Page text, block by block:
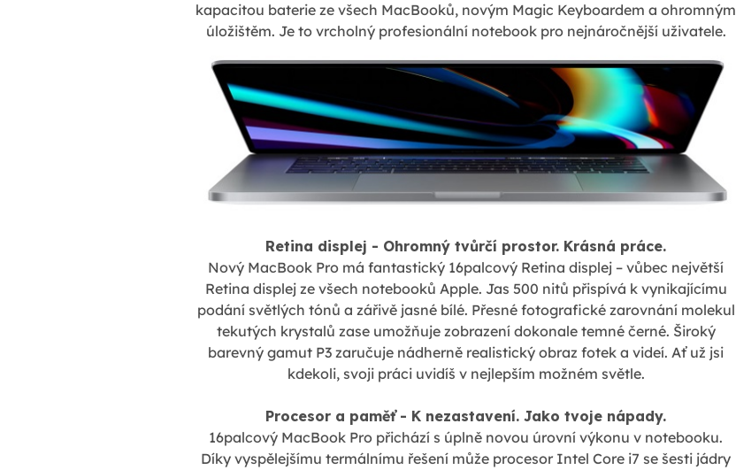
kapacitou baterie ze všech MacBooků, novým Magic Keyboardem a ohromným
úložištěm. Je to vrcholný profesionální notebook pro nejnáročnější uživatele.
Retina displej - Ohromný tvůrčí prostor. Krásná práce.
Nový MacBook Pro má fantastický 16palcový Retina displej – vůbec největší
Retina displej ze všech notebooků Apple. Jas 500 nitů přispívá k vynikajícímu
podání světlých tónů a zářivě jasné bílé. Přesné fotografické zarovnání molekul
tekutých krystalů zase umožňuje zobrazení dokonale temné černé. Široký
barevný gamut P3 zaručuje nádherně realistický obraz fotek a videí. Ať už jsi
kdekoli, svoji práci uvidíš v nejlepším možném světle.
Procesor a paměť - K nezastavení. Jako tvoje nápady.
16palcový MacBook Pro přichází s úplně novou úrovní výkonu v notebooku.
Díky vyspělejšímu termálnímu řešení může procesor Intel Core i7 se šesti jádry